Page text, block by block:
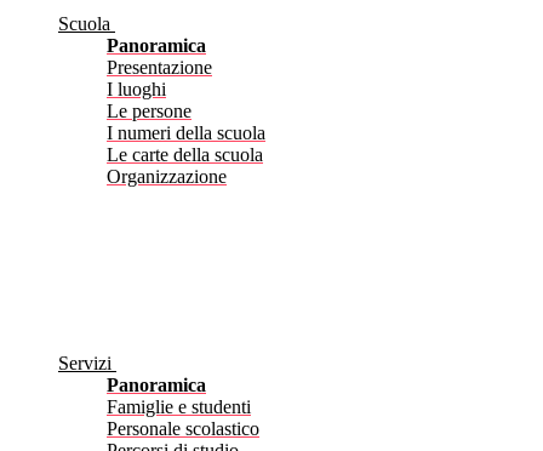
Scuola
Panoramica
Presentazione
I luoghi
Le persone
I numeri della scuola
Le carte della scuola
Organizzazione
Servizi
Panoramica
Famiglie e studenti
Personale scolastico